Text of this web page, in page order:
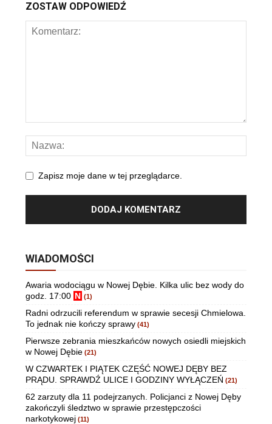
ZOSTAW ODPOWIEDŹ
Zapisz moje dane w tej przeglądarce.
WIADOMOŚCI
Awaria wodociągu w Nowej Dębie. Kilka ulic bez wody do
godz. 17:00 N (1)
Radni odrzucili referendum w sprawie secesji Chmielowa.
To jednak nie kończy sprawy (41)
Pierwsze zebrania mieszkańców nowych osiedli miejskich
w Nowej Dębie (21)
W CZWARTEK I PIĄTEK CZĘŚĆ NOWEJ DĘBY BEZ
PRĄDU. SPRAWDŹ ULICE I GODZINY WYŁĄCZEŃ (21)
62 zarzuty dla 11 podejrzanych. Policjanci z Nowej Dęby
zakończyli śledztwo w sprawie przestępczości
narkotykowej (11)